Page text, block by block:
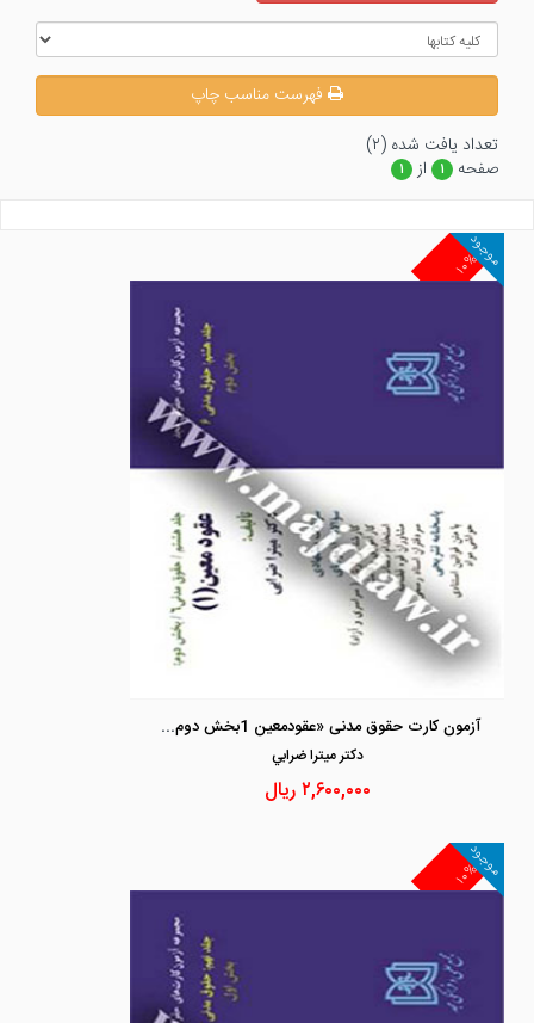
فهرست مناسب چاپ
تعداد يافت شده (۲)
صفحه
۱ از ۱
۱۰%
موجود
آزمون کارت حقوق مدنی «عقودمعین 1بخش دوم» جلد 8
دكتر ميترا ضرابي
۲,۶۰۰,۰۰۰ریال
۱۰%
موجود